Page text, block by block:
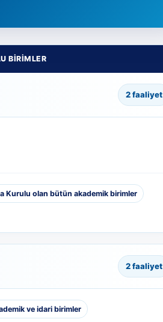
BIRIMLER
2 faaliyet
Kurulu olan bütün akademik birimler
2 faaliyet
ve idari birimler